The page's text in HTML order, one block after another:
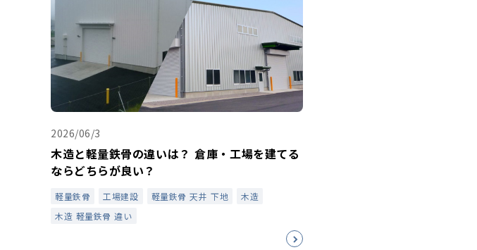
2026/06/3
木造と軽量鉄骨の違いは？ 倉庫・工場を建てる
ならどちらが良い？
軽量鉄骨 工場建設 軽量鉄骨 天井 下地
木造
木造 軽量鉄骨 違い